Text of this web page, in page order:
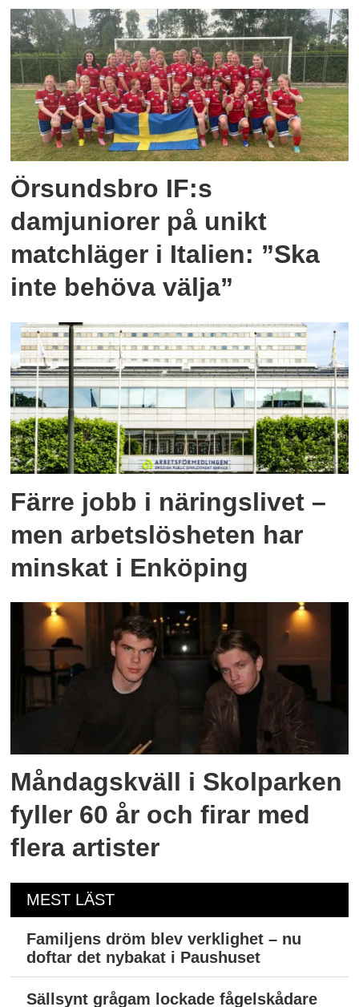
Örsundsbro IF:s
damjuniorer på unikt
matchläger i Italien: ”Ska
inte behöva välja”
Färre jobb i näringslivet –
men arbetslösheten har
minskat i Enköping
Måndagskväll i Skolparken
fyller 60 år och firar med
flera artister
MEST LÄST
Familjens dröm blev verklighet – nu
doftar det nybakat i Paushuset
Sällsynt grågam lockade fågelskådare